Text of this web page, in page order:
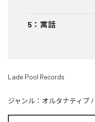
5 ： 寓話
Lade Pool Records
ジャンル： オルタナティブ /